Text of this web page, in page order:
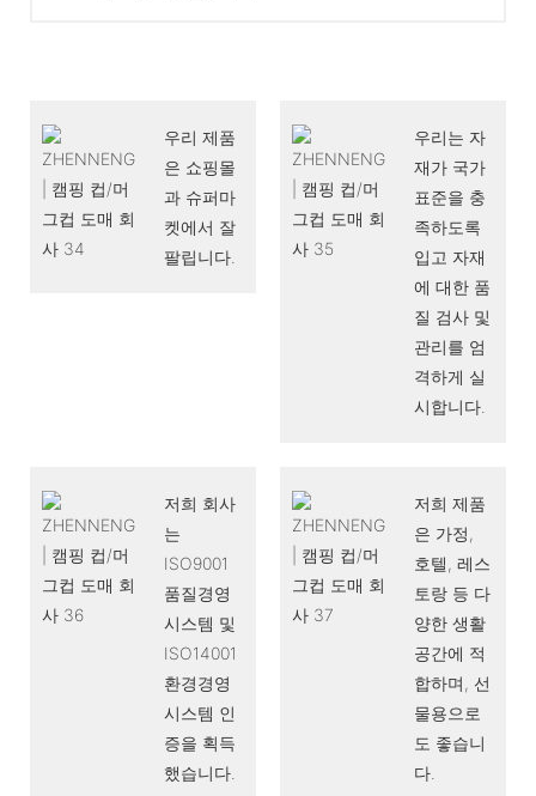
우리 제품
은 쇼핑몰
과 슈퍼마
켓에서 잘
팔립니다.
우리는 자
재가 국가
표준을 충
족하도록
입고 자재
에 대한 품
질 검사 및
관리를 엄
격하게 실
시합니다.
저희 회사
는
ISO9001
품질경영
시스템 및
ISO14001
환경경영
시스템 인
증을 획득
했습니다.
저희 제품
은 가정,
호텔, 레스
토랑 등 다
양한 생활
공간에 적
합하며, 선
물용으로
도 좋습니
다.